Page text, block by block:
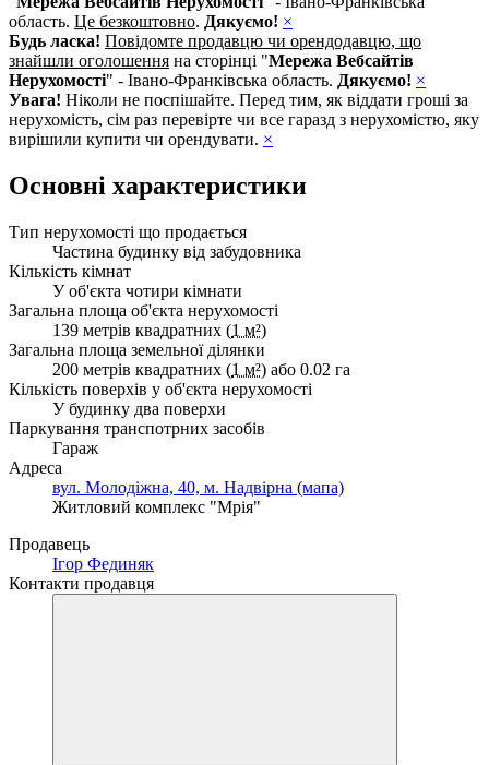
область. Це безкоштовно. Дякуємо! ×
Будь ласка! Повідомте продавцю чи орендодавцю, що
знайшли оголошення на сторінці "Мережа Вебсайтів
Нерухомості" - Івано-Франківська область. Дякуємо! ×
Увага! Ніколи не поспішайте. Перед тим, як віддати гроші за
нерухомість, сім раз перевірте чи все гаразд з нерухомістю, яку
вирішили купити чи орендувати. ×
Основні характеристики
Тип нерухомості що продається
Частина будинку від забудовника
Кількість кімнат
У об'єкта чотири кімнати
Загальна площа об'єкта нерухомості
139 метрів квадратних (1 м²)
Загальна площа земельної ділянки
200 метрів квадратних (1 м²) або 0.02 га
Кількість поверхів у об'єкта нерухомості
У будинку два поверхи
Паркування транспотрних засобів
Гараж
Адреса
вул. Молодіжна, 40, м. Надвірна (мапа)
Житловий комплекс "Мрія"
Продавець
Ігор Фединяк
Контакти продавця